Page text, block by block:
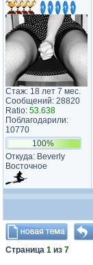
Стаж: 18 лет 7 мес.
Сообщений: 28820
Ratio: 53.638
Поблагодарили:
10770
100%
Откуда: Beverly
Восточное
Страница 1 из 7